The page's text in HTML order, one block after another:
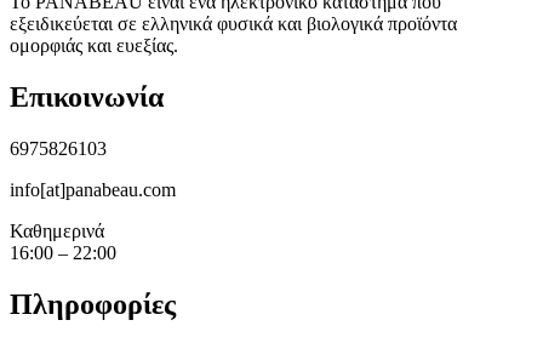
εξειδικεύεται σε ελληνικά φυσικά και βιολογικά προϊόντα
ομορφιάς και ευεξίας.
Επικοινωνία
6975826103
info[at]panabeau.com
Καθημερινά
16:00 – 22:00
Πληροφορίες